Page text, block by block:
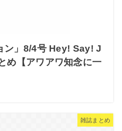
ン」8/4号 Hey! Say! J
め【アワアワ知念に一
雑誌まとめ